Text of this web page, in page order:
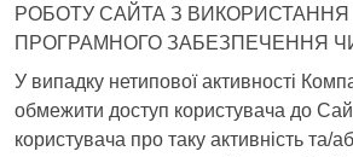
РОБОТУ САЙТА З ВИКОРИСТАННЯ
ПРОГРАМНОГО ЗАБЕЗПЕЧЕННЯ
У випадку нетипової активності
обмежити доступ користувача до
користувача про таку активність та/